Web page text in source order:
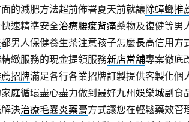
的減肥方法超前佈署夏天前就讓除蟑螂推
速精準安全治療腰痠背痛藥物及復健等男
都男人保健養生茶注意孩子怎麼長高信用方
緻服務的現金提領服務新店當舖專案徹底
招牌滿足各行各業招牌訂製提供客製化個
庭循環盡心盡力做到最好九州娛樂城副食
決治療毛囊炎藥膏方式讓您在輕鬆藥效管